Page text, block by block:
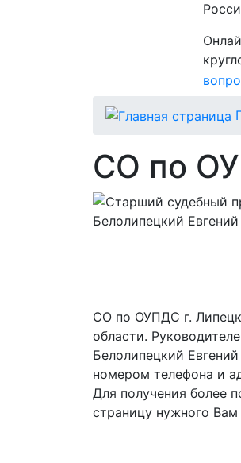
СО по
СО по ОУПДС г.
области.
Белолипецкий
номером телефона и
Для получения более
страницу нужного Вам